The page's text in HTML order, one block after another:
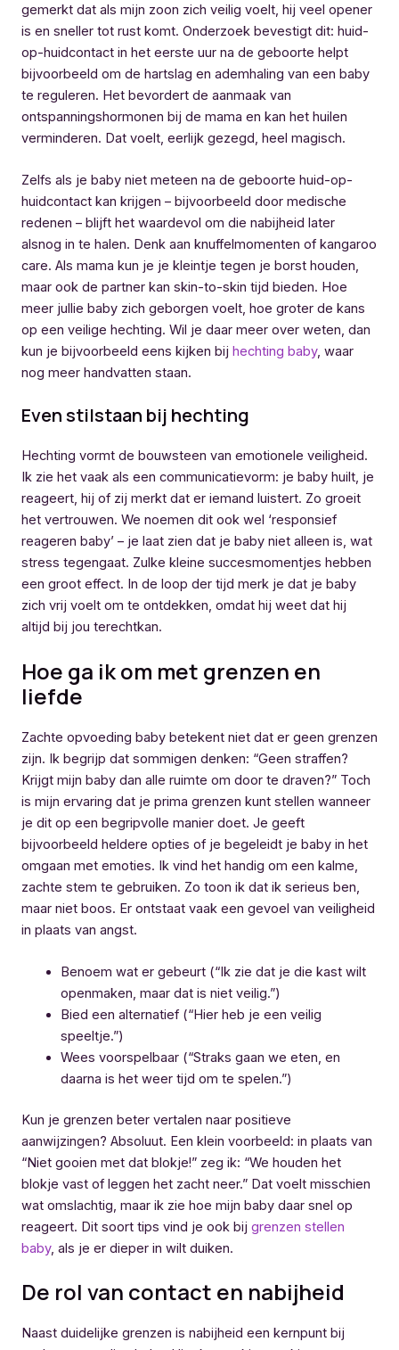
gemerkt dat als mijn zoon zich veilig voelt, hij veel opener
is en sneller tot rust komt. Onderzoek bevestigt dit: huid-
op-huidcontact in het eerste uur na de geboorte helpt
bijvoorbeeld om de hartslag en ademhaling van een baby
te reguleren. Het bevordert de aanmaak van
ontspanningshormonen bij de mama en kan het huilen
verminderen. Dat voelt, eerlijk gezegd, heel magisch.
Zelfs als je baby niet meteen na de geboorte huid-op-
huidcontact kan krijgen – bijvoorbeeld door medische
redenen – blijft het waardevol om die nabijheid later
alsnog in te halen. Denk aan knuffelmomenten of kangaroo
care. Als mama kun je je kleintje tegen je borst houden,
maar ook de partner kan skin-to-skin tijd bieden. Hoe
meer jullie baby zich geborgen voelt, hoe groter de kans
op een veilige hechting. Wil je daar meer over weten, dan
kun je bijvoorbeeld eens kijken bij hechting baby, waar
nog meer handvatten staan.
Even stilstaan bij hechting
Hechting vormt de bouwsteen van emotionele veiligheid.
Ik zie het vaak als een communicatievorm: je baby huilt, je
reageert, hij of zij merkt dat er iemand luistert. Zo groeit
het vertrouwen. We noemen dit ook wel ‘responsief
reageren baby’ – je laat zien dat je baby niet alleen is, wat
stress tegengaat. Zulke kleine succesmomentjes hebben
een groot effect. In de loop der tijd merk je dat je baby
zich vrij voelt om te ontdekken, omdat hij weet dat hij
altijd bij jou terechtkan.
Hoe ga ik om met grenzen en
liefde
Zachte opvoeding baby betekent niet dat er geen grenzen
zijn. Ik begrijp dat sommigen denken: “Geen straffen?
Krijgt mijn baby dan alle ruimte om door te draven?” Toch
is mijn ervaring dat je prima grenzen kunt stellen wanneer
je dit op een begripvolle manier doet. Je geeft
bijvoorbeeld heldere opties of je begeleidt je baby in het
omgaan met emoties. Ik vind het handig om een kalme,
zachte stem te gebruiken. Zo toon ik dat ik serieus ben,
maar niet boos. Er ontstaat vaak een gevoel van veiligheid
in plaats van angst.
Benoem wat er gebeurt (“Ik zie dat je die kast wilt
openmaken, maar dat is niet veilig.”)
Bied een alternatief (“Hier heb je een veilig
speeltje.”)
Wees voorspelbaar (“Straks gaan we eten, en
daarna is het weer tijd om te spelen.”)
Kun je grenzen beter vertalen naar positieve
aanwijzingen? Absoluut. Een klein voorbeeld: in plaats van
“Niet gooien met dat blokje!” zeg ik: “We houden het
blokje vast of leggen het zacht neer.” Dat voelt misschien
wat omslachtig, maar ik zie hoe mijn baby daar snel op
reageert. Dit soort tips vind je ook bij grenzen stellen
baby, als je er dieper in wilt duiken.
De rol van contact en nabijheid
Naast duidelijke grenzen is nabijheid een kernpunt bij